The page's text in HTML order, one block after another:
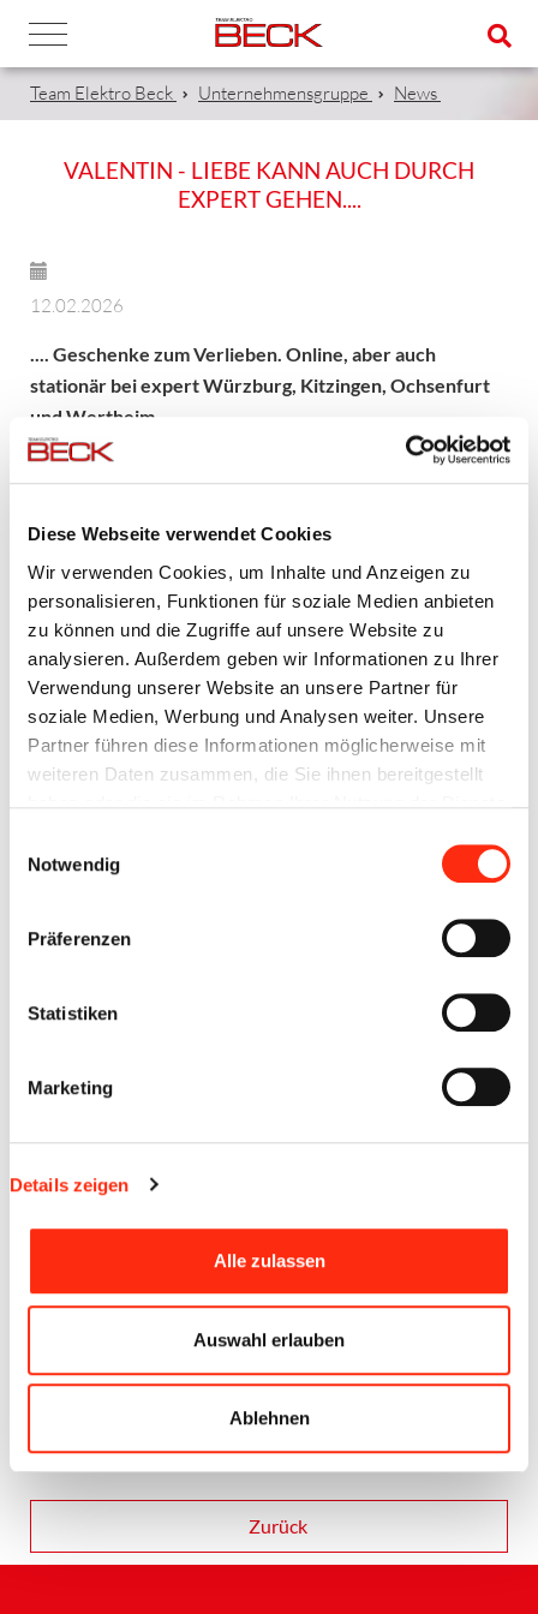
Diese Webseite verwendet Cookies
Wir verwenden Cookies, um Inhalte und Anzeigen zu
personalisieren, Funktionen für soziale Medien anbieten
zu können und die Zugriffe auf unsere Website zu
analysieren. Außerdem geben wir Informationen zu Ihrer
Verwendung unserer Website an unsere Partner für
soziale Medien, Werbung und Analysen weiter. Unsere
Partner führen diese Informationen möglicherweise mit
weiteren Daten zusammen, die Sie ihnen bereitgestellt
Notwendig
Präferenzen
Statistiken
Marketing
Details zeigen
Alle zulassen
Auswahl erlauben
Ablehnen
Team Elektro Beck Unternehmensgruppe News
VALENTIN - LIEBE KANN AUCH DURCH
EXPERT GEHEN....
12.02.2026
.... Geschenke zum Verlieben. Online, aber auch
stationär bei expert Würzburg, Kitzingen, Ochsenfurt
und Wertheim.
Zurück